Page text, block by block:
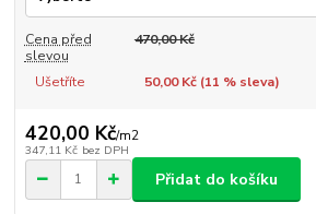
Cena před
slevou
470,00 Kč
Ušetříte 50,00 Kč (11 % sleva)
420,00 Kč/m2
347,11 Kč bez DPH
Přidat do košíku